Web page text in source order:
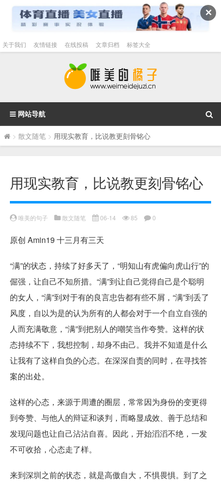
✕
关于我们 友情链接 在线投稿 文章归档 标签大全
网站导航
> 散文随笔 > 用现实教育，比说教更刻骨铭心
用现实教育，比说教更刻骨铭心
唯美的句子 散文随笔 06-14 85 0
原创 Amin19 十三月有三天
“满”的状态，持续了好多天了，“明知山有虎偏向虎山行”的
倔强，让自己不知所措。“满”到让自己觉得自己是个聪明
的女人，“满”到对于有的良言忠告都有些不屑，“满”到丢了
风度，自以为是的认为所有的人都会对于一个自立自强的
人而充满敬意，“满”到把别人的嘲笑当作夸赞。这样的状
态持续不下，我想控制，却身不由己。我并不知道是什么
让我有了这样自负的心态。在深深自责的同时，在寻找答
案的出处。
这样的心态，来源于周遭的圈层，常常因为身份的变更得
到夸赞、与他人的辩证和谈判，而略显成效、善于总结和
发现问题也让自己沾沾自喜。因此，开始滔滔不绝，一发
不可收拾，心态走了样。
来到深圳之前的状态，就是高傲自大，不惧畏惧。到了之